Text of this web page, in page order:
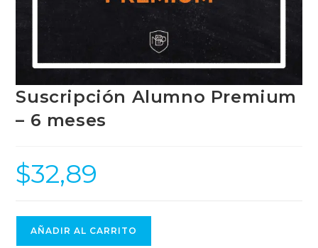
Suscripción Alumno Premium
– 6 meses
$32,89
AÑADIR AL CARRITO